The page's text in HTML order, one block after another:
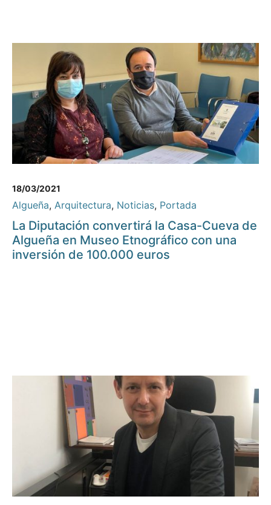
18/03/2021
Algueña, Arquitectura, Noticias, Portada
La Diputación convertirá la Casa-Cueva de
Algueña en Museo Etnográfico con una
inversión de 100.000 euros